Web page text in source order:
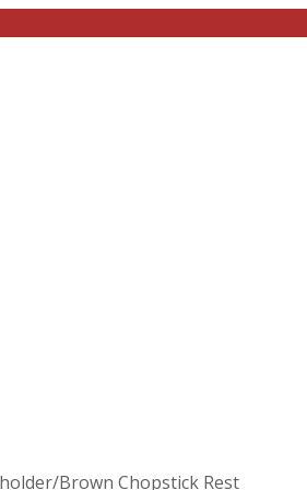
Brown Chopstick Rest